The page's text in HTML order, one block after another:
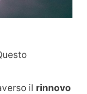
il rinnovo